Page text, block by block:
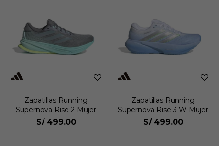
Zapatillas Running
Supernova Rise 2 Mujer
S/ 499.00
Zapatillas Running
Supernova Rise 3 W Mujer
S/ 499.00